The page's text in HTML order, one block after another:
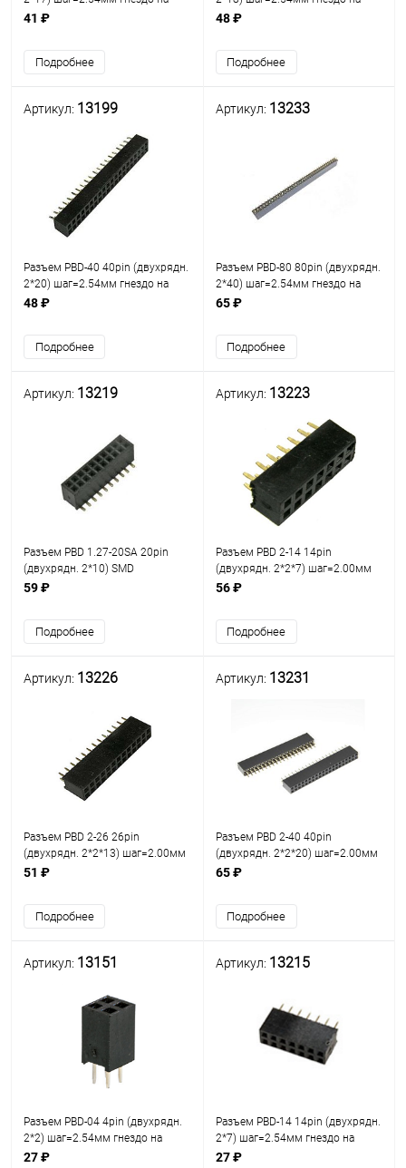
плату /ответная часть PLD-34
Двухрядный на плату 34pin
41 ₽
Подробнее
плату /ответная часть PLD-36
Двухрядный на плату 36pin
48 ₽
Подробнее
Артикул: 13199
Разъем PBD-40 40pin (двухрядн.
2*20) шаг=2.54мм гнездо на
плату (PBD40 (PBD 2x20)/
разъём штыревой Двухрядный
на плату 40p
48 ₽
Подробнее
Артикул: 13233
Разъем PBD-80 80pin (двухрядн.
2*40) шаг=2.54мм гнездо на
плату
65 ₽
Подробнее
Артикул: 13219
Разъем PBD 1.27-20SA 20pin
(двухрядн. 2*10) SMD
шаг=1.27мм гнездо на плату
59 ₽
Подробнее
Артикул: 13223
Разъем PBD 2-14 14pin
(двухрядн. 2*2*7) шаг=2.00мм
гнездо на плату/ответная часть
штыревой Двухрядный на
плату 14pin
56 ₽
Подробнее
Артикул: 13226
Разъем PBD 2-26 26pin
(двухрядн. 2*2*13) шаг=2.00мм
гнездо на плату/ответная часть
штыревой Двухрядный на
плату 26pin
51 ₽
Подробнее
Артикул: 13231
Разъем PBD 2-40 40pin
(двухрядн. 2*2*20) шаг=2.00мм
гнездо на плату/ответная часть
штыревой Двухрядный на
плату 40pin
65 ₽
Подробнее
Артикул: 13151
Разъем PBD-04 4pin (двухрядн.
2*2) шаг=2.54мм гнездо на
плату /ответная часть PLD-04
27 ₽
Артикул: 13215
Разъем PBD-14 14pin (двухрядн.
2*7) шаг=2.54мм гнездо на
плату /ответная часть PLD-14
27 ₽